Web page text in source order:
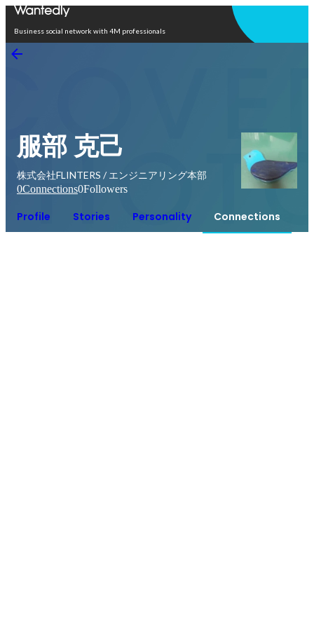
Business social network with 4M professionals
服部 克己
株式会社FLINTERS / エンジニアリング本部
0Connections0Followers
Profile Stories Personality Connections